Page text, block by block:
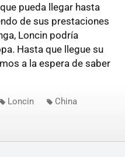
pueda llegar hasta
de sus prestaciones
Loncin podría
Hasta que llegue su
a la espera de saber
Loncin China